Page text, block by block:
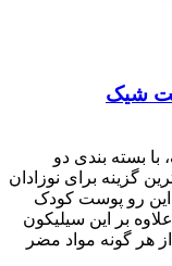
با بسته بندی دو
گزینه برای نوزادان
۴ حفره است از این رو پوست کودک
بر این سیلیکون
هر گونه مواد مضر